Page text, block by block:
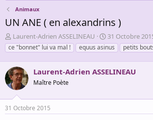
Animaux
UN ANE ( en alexandrins )
A
u
t
e
u
r
d
e
l
a
Laurent-Adrien ASSELINEAU
D
a
t
e
d
é
u
31 Octobre
ce "bonnet" lui va mal !
equus asinus petits
Laurent-Adrien ASSELINEAU
Maître Poète
31 Octobre 2015